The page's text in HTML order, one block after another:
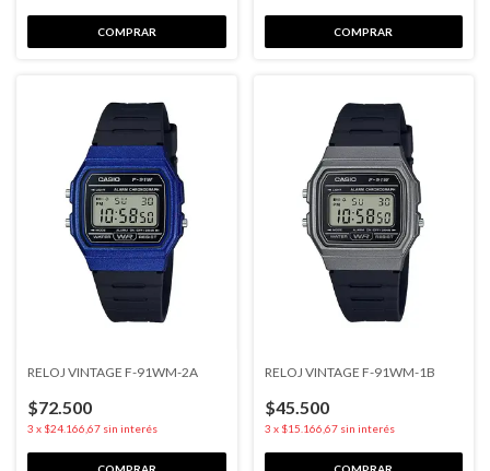
RELOJ VINTAGE F-91WM-2A
$72.500
3 x $24.166,67 sin interés
RELOJ VINTAGE F-91WM-1B
$45.500
3 x $15.166,67 sin interés